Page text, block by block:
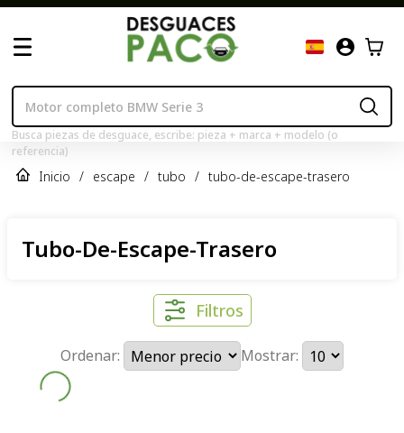
Busca piezas de desguace, escribe: pieza + marca + modelo (o
referencia)
Inicio / escape / tubo / tubo-de-escape-trasero
Tubo-De-Escape-Trasero
Filtros
Ordenar: Mostrar: